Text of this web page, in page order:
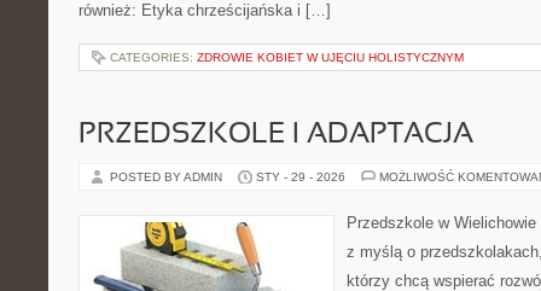
również: Etyka chrześcijańska i […]
CATEGORIES: ZDROWIE KOBIET W UJĘCIU HOLISTYCZNYM
PRZEDSZKOLE I ADAPTACJA
POSTED BY ADMIN STY - 29 - 2026 MOŻLIWOŚĆ
Przedszkole w
z myślą o
którzy chcą wspierać